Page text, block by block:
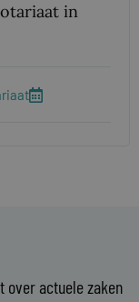
in
over actuele zaken